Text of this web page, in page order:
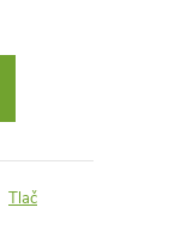
Tlač